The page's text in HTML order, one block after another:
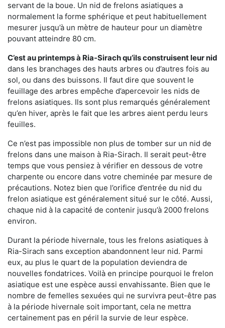
servant de la boue. Un nid de frelons asiatiques a
normalement la forme sphérique et peut habituellement
mesurer jusqu’à un mètre de hauteur pour un diamètre
pouvant atteindre 80 cm.
C’est au printemps à Ria-Sirach qu’ils construisent leur nid
dans les branchages des hauts arbres ou d’autres fois au
sol, ou dans des buissons. Il faut dire que souvent le
feuillage des arbres empêche d’apercevoir les nids de
frelons asiatiques. Ils sont plus remarqués généralement
qu’en hiver, après le fait que les arbres aient perdu leurs
feuilles.
Ce n’est pas impossible non plus de tomber sur un nid de
frelons dans une maison à Ria-Sirach. Il serait peut-être
temps que vous pensiez à vérifier en dessous de votre
charpente ou encore dans votre cheminée par mesure de
précautions. Notez bien que l’orifice d’entrée du nid du
frelon asiatique est généralement situé sur le côté. Aussi,
chaque nid à la capacité de contenir jusqu’à 2000 frelons
environ.
Durant la période hivernale, tous les frelons asiatiques à
Ria-Sirach sans exception abandonnent leur nid. Parmi
eux, au plus le quart de la population deviendra de
nouvelles fondatrices. Voilà en principe pourquoi le frelon
asiatique est une espèce aussi envahissante. Bien que le
nombre de femelles sexuées qui ne survivra peut-être pas
à la période hivernale soit important, cela ne mettra
certainement pas en péril la survie de leur espèce.